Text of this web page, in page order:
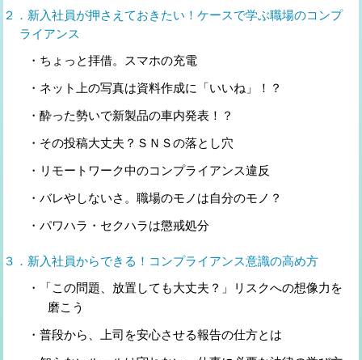
２．新入社員が押さえておきたい！ケースで学ぶ職場のコンプ
ライアンス
・ちょっと拝借。スマホの充電
・ネット上の写真は資料作成に「いいね」！？
・酔った勢いで新製品の車内発表！？
・その投稿大丈夫？ＳＮＳの落とし穴
・リモートワーク中のコンプライアンス違反
・バレやしないさ。職場のモノは自分のモノ？
・パワハラ・セクハラは懲戒処分
３．新入社員からできる！コンプライアンス意識の高め方
・「この問題、放置しても大丈夫？」リスクへの想像力を
磨こう
・普段から、上司を安心させる報告の仕方とは